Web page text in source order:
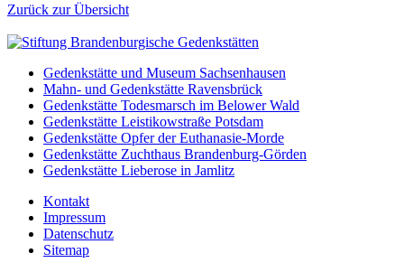
Zurück zur Übersicht
Gedenkstätte und Museum Sachsenhausen
Mahn- und Gedenkstätte Ravensbrück
Gedenkstätte Todesmarsch im Belower Wald
Gedenkstätte Leistikowstraße Potsdam
Gedenkstätte Opfer der Euthanasie-Morde
Gedenkstätte Zuchthaus Brandenburg-Görden
Gedenkstätte Lieberose in Jamlitz
Kontakt
Impressum
Datenschutz
Sitemap